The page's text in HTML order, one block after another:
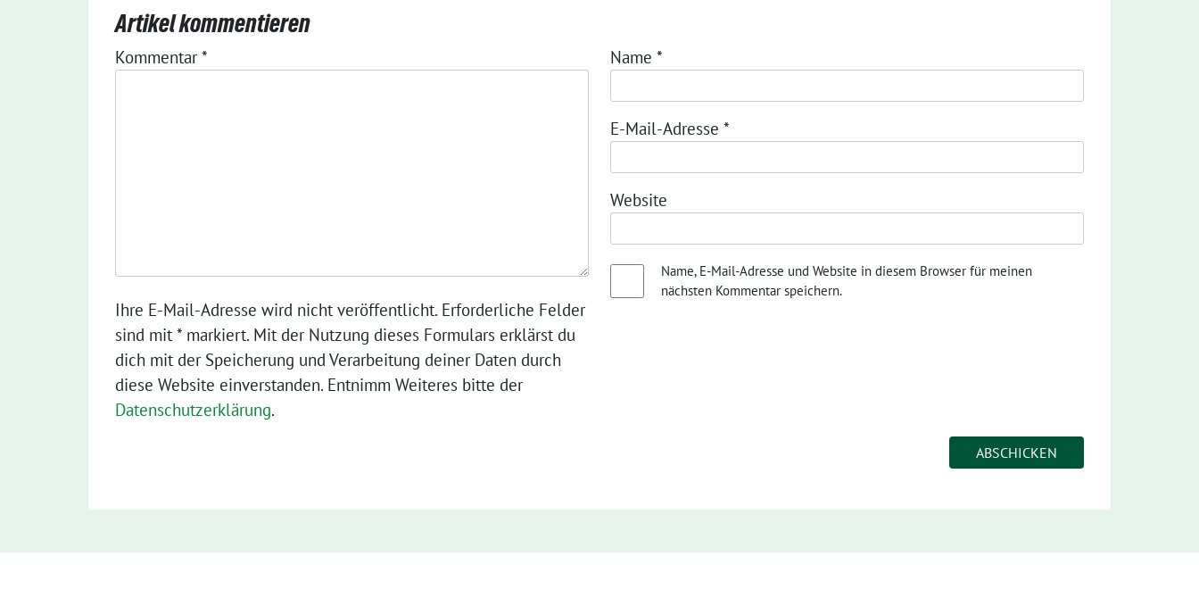
Artikel kommentieren
Kommentar*
Ihre E-Mail-Adresse wird nicht veröffentlicht. Erforderliche Felder
sind mit * markiert. Mit der Nutzung dieses Formulars erklärst du
dich mit der Speicherung und Verarbeitung deiner Daten durch
diese Website einverstanden. Entnimm Weiteres bitte der
Datenschutzerklärung.
Name *
E-Mail-Adresse *
Website
Name, E-Mail-Adresse und Website in diesem Browser für meinen
nächsten Kommentar speichern.